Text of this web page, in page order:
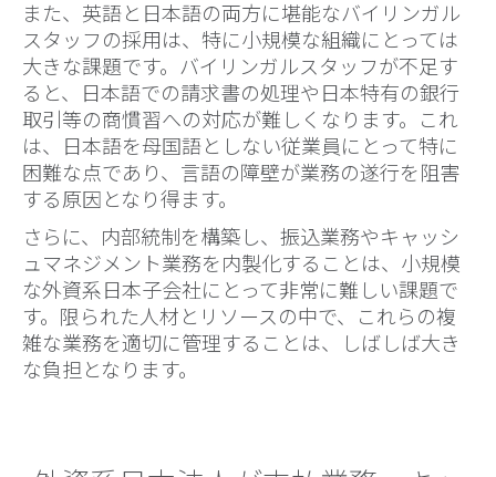
また、英語と日本語の両方に堪能なバイリンガル
スタッフの採用は、特に小規模な組織にとっては
大きな課題です。バイリンガルスタッフが不足す
ると、日本語での請求書の処理や日本特有の銀行
取引等の商慣習への対応が難しくなります。これ
は、日本語を母国語としない従業員にとって特に
困難な点であり、言語の障壁が業務の遂行を阻害
する原因となり得ます。
さらに、内部統制を構築し、振込業務やキャッシ
ュマネジメント業務を内製化することは、小規模
な外資系日本子会社にとって非常に難しい課題で
す。限られた人材とリソースの中で、これらの複
雑な業務を適切に管理することは、しばしば大き
な負担となります。